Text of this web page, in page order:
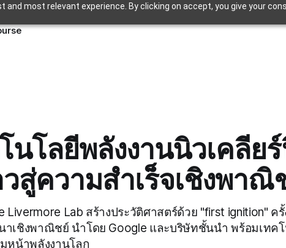
and most relevant experience. By clicking on accept, you give your
นโลยีพลังงานนิวเคลีย
สู่ความสำเร็จเชิงพาณิ
Livermore Lab สร้างประวัติศาสตร์ด้วย "first ignition" ค
เชิงพาณิชย์ นำโดย Google และบริษัทชั้นนำ พร้อมเทคโ
หน้าพลังงานโลก